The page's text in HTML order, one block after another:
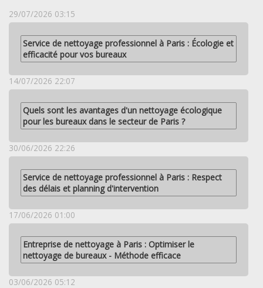
29/07/2026 03:15
Service de nettoyage professionnel à Paris : Écologie et
efficacité pour vos bureaux
14/07/2026 22:07
Quels sont les avantages d'un nettoyage écologique
pour les bureaux dans le secteur de Paris ?
30/06/2026 22:26
Service de nettoyage professionnel à Paris : Respect
des délais et planning d'intervention
17/06/2026 01:00
Entreprise de nettoyage à Paris : Optimiser le
nettoyage de bureaux - Méthode efficace
03/06/2026 05:12